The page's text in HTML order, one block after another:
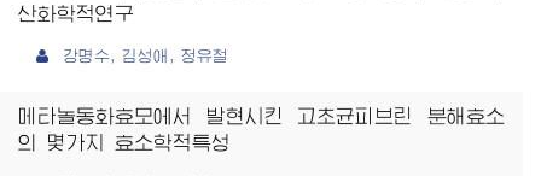
산화학적연구
강명수, 김성애, 정유철
메타놀동화효모에서 발현시킨 고초균피브린 분해효소
의 몇가지 효소학적특성